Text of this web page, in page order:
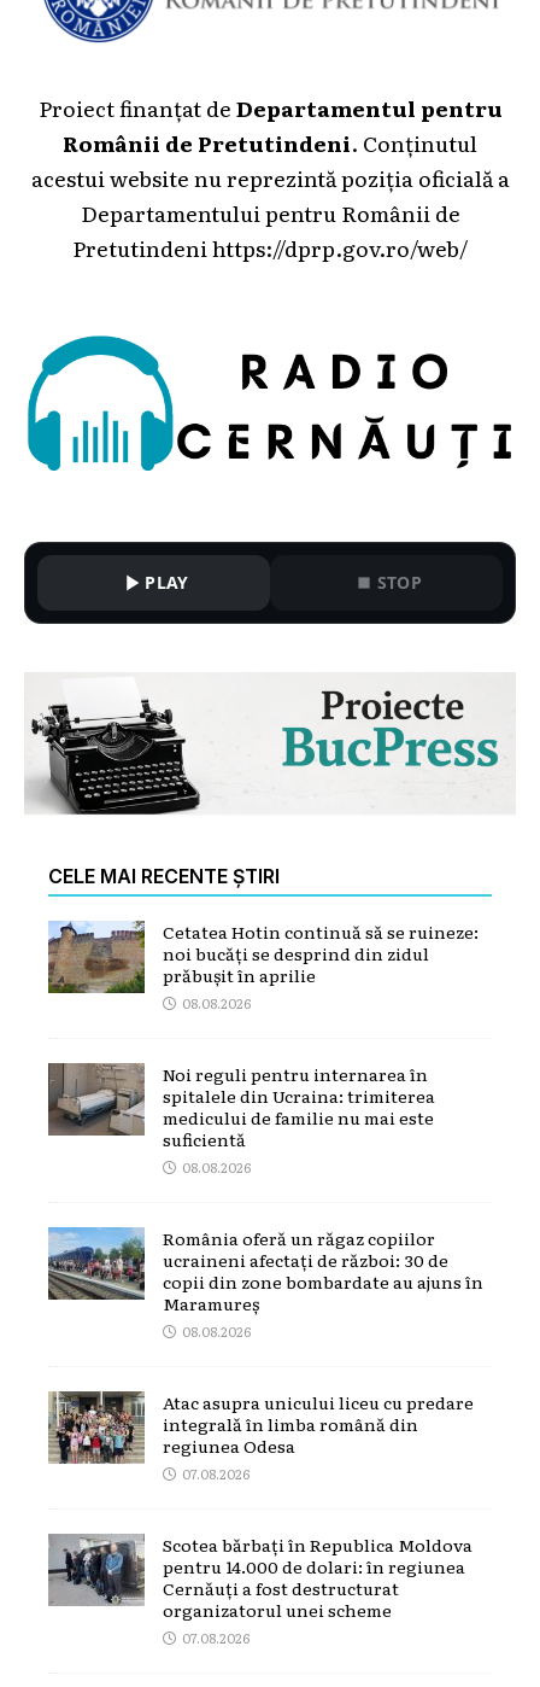
Proiect finanțat deDepartamentul pentru
Românii de Pretutindeni. Conținutul
acestui website nu reprezintă poziția oficială a
Departamentului pentru Românii de
Pretutindenihttps://dprp.gov.ro/web/
PLAY STOP
CELE MAI RECENTE ȘTIRI
Cetatea Hotin continuă să se ruineze:
noi bucăți se desprind din zidul
prăbușit în aprilie
08.08.2026
Noi reguli pentru internarea în
spitalele din Ucraina: trimiterea
medicului de familie nu mai este
suficientă
08.08.2026
România oferă un răgaz copiilor
ucraineni afectați de război: 30 de
copii din zone bombardate au ajuns în
Maramureș
08.08.2026
Atac asupra unicului liceu cu predare
integrală în limba română din
regiunea Odesa
07.08.2026
Scotea bărbați în Republica Moldova
pentru 14.000 de dolari: în regiunea
Cernăuți a fost destructurat
organizatorul unei scheme
07.08.2026